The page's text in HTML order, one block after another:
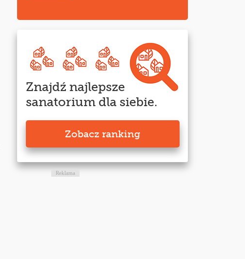
Znajdź najlepsze
sanatorium dla siebie.
Zobacz ranking
Reklama